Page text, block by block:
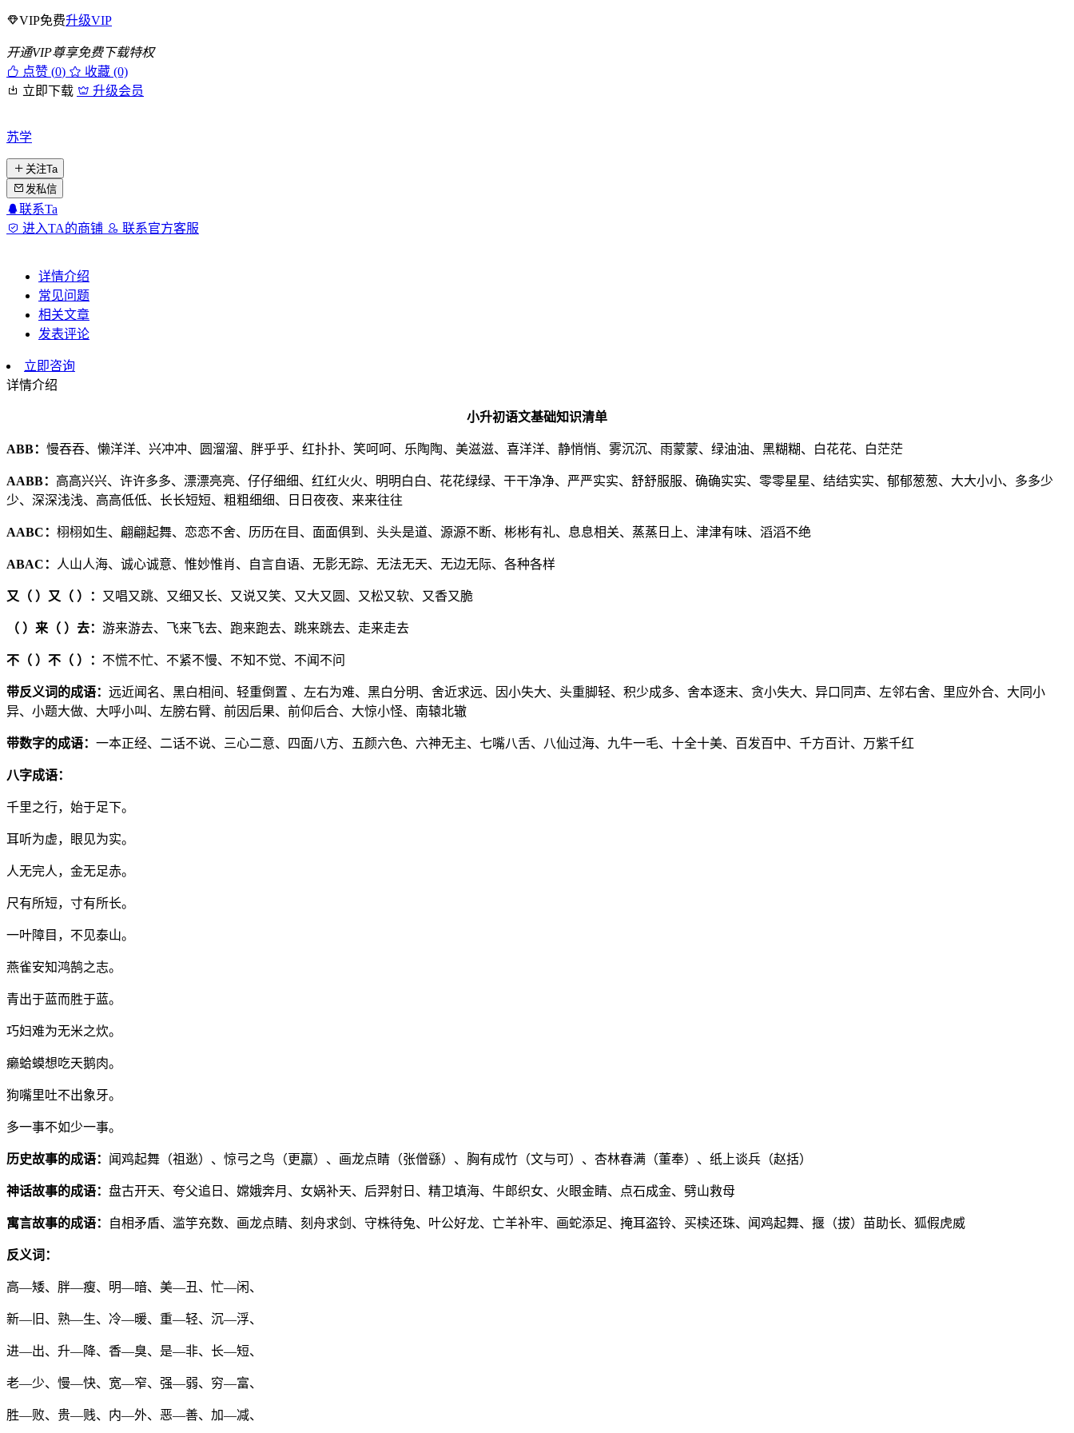
VIP免费升级VIP
开通VIP尊享免费下载特权
点赞 (0)
收藏 (0)
立即下载
升级会员
苏学
关注Ta
发私信
联系Ta
进入TA的商铺
联系官方客服
详情介绍
常见问题
相关文章
发表评论
立即咨询
详情介绍
小升初语文基础知识清单
ABB： 慢吞吞、懒洋洋、兴冲冲、圆溜溜、胖乎乎、红扑扑、笑呵呵、乐陶陶、美滋滋、喜洋洋、静悄悄、雾沉沉、雨蒙蒙、绿油油、黑糊糊、白花花、白茫茫
AABB： 高高兴兴、许许多多、漂漂亮亮、仔仔细细、红红火火、明明白白、花花绿绿、干干净净、严严实实、舒舒服服、确确实实、零零星星、结结实实、郁郁葱葱、大大小小、多多少
少、深深浅浅、高高低低、长长短短、粗粗细细、日日夜夜、来来往往
AABC： 栩栩如生、翩翩起舞、恋恋不舍、历历在目、面面俱到、头头是道、源源不断、彬彬有礼、息息相关、蒸蒸日上、津津有味、滔滔不绝
ABAC： 人山人海、诚心诚意、惟妙惟肖、自言自语、无影无踪、无法无天、无边无际、各种各样
又（ ）又（ ）： 又唱又跳、又细又长、又说又笑、又大又圆、又松又软、又香又脆
（ ）来（ ）去： 游来游去、飞来飞去、跑来跑去、跳来跳去、走来走去
不（ ）不（ ）： 不慌不忙、不紧不慢、不知不觉、不闻不问
带反义词的成语： 远近闻名、黑白相间、轻重倒置 、左右为难、黑白分明、舍近求远、因小失大、头重脚轻、积少成多、舍本逐末、贪小失大、异口同声、左邻右舍、里应外合、大同小
异、小题大做、大呼小叫、左膀右臂、前因后果、前仰后合、大惊小怪、南辕北辙
带数字的成语： 一本正经、二话不说、三心二意、四面八方、五颜六色、六神无主、七嘴八舌、八仙过海、九牛一毛、十全十美、百发百中、千方百计、万紫千红
八字成语：
千里之行，始于足下。
耳听为虚，眼见为实。
人无完人，金无足赤。
尺有所短，寸有所长。
一叶障目，不见泰山。
燕雀安知鸿鹄之志。
青出于蓝而胜于蓝。
巧妇难为无米之炊。
癞蛤蟆想吃天鹅肉。
狗嘴里吐不出象牙。
多一事不如少一事。
历史故事的成语： 闻鸡起舞（祖逖）、惊弓之鸟（更羸）、画龙点睛（张僧繇）、胸有成竹（文与可）、杏林春满（董奉）、纸上谈兵（赵括）
神话故事的成语： 盘古开天、夸父追日、嫦娥奔月、女娲补天、后羿射日、精卫填海、牛郎织女、火眼金睛、点石成金、劈山救母
寓言故事的成语： 自相矛盾、滥竽充数、画龙点睛、刻舟求剑、守株待兔、叶公好龙、亡羊补牢、画蛇添足、掩耳盗铃、买椟还珠、闻鸡起舞、揠（拔）苗助长、狐假虎威
反义词：
高—矮、胖—瘦、明—暗、美—丑、忙—闲、
新—旧、熟—生、冷—暖、重—轻、沉—浮、
进—出、升—降、香—臭、是—非、长—短、
老—少、慢—快、宽—窄、强—弱、穷—富、
胜—败、贵—贱、内—外、恶—善、加—减、